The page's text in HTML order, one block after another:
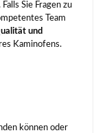
Sie Fragen zu
Team
und
Kaminofens.
können oder